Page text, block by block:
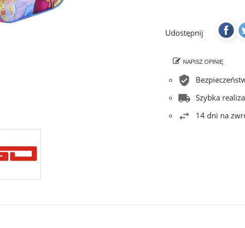
Udostępnij
NAPISZ OPINIĘ
Szybka
14 dni na